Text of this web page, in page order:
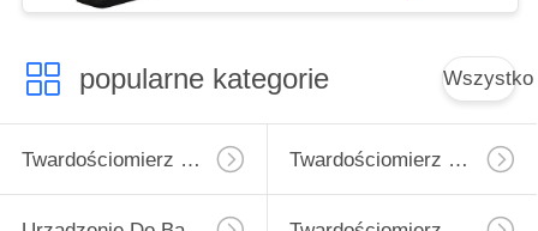
popularne kategorie Wszystko
Twardościomierz Micro Vickers Twardościomierz Vickersa